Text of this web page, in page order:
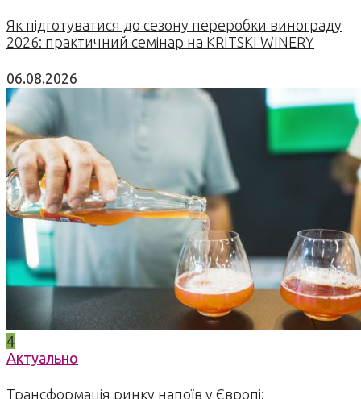
Як підготуватися до сезону переробки винограду
2026: практичний семінар на KRITSKI WINERY
06.08.2026
4
Актуально
Трансформація ринку напоїв у Європі: